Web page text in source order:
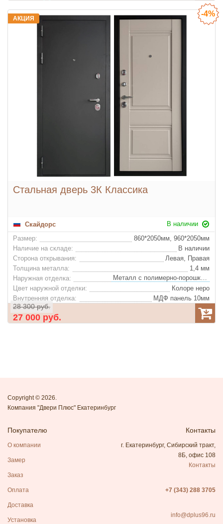
Да
Глазок:
Да
Дополнительные опции:
Противосъемные ригели, 3 шт
Конструкция:
АКЦИЯ
-4%
Стальная дверь 3К Классика
Скайдорс
В наличии
Размер:
860*2050мм, 960*2050мм
Наличие на складе:
В наличии
Сторона открывания:
Левая, Правая
Толщина металла:
1,4 мм
Наружная отделка:
Металл с полимерно-порошковым покрытием
Цвет наружной отделки:
Колоре неро
Внутренняя отделка:
МДФ панель 10мм
Цвет внутренней отделки:
Стронг сливки
Утеплитель:
Мин.базальтовое перегородка "Knauf"
28 300 руб.
27 000 руб.
Copyright © 2026.
Компания "Двери Плюс" Екатеринбург
Покупателю
О компании
Замер
Заказ
Оплата
Доставка
Установка
Контакты
г. Екатеринбург, Сибирский тракт,
8Б, офис 108
Контакты
+7 (343) 288 3705
info@dplus96.ru